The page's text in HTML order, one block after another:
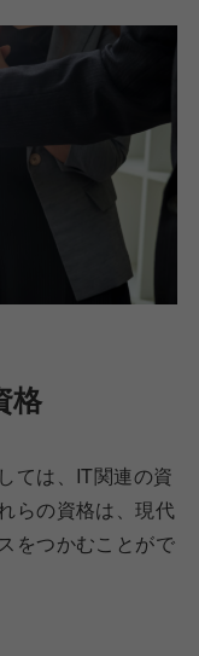
格
ては、IT関連の資
らの資格は、現代
をつかむことがで